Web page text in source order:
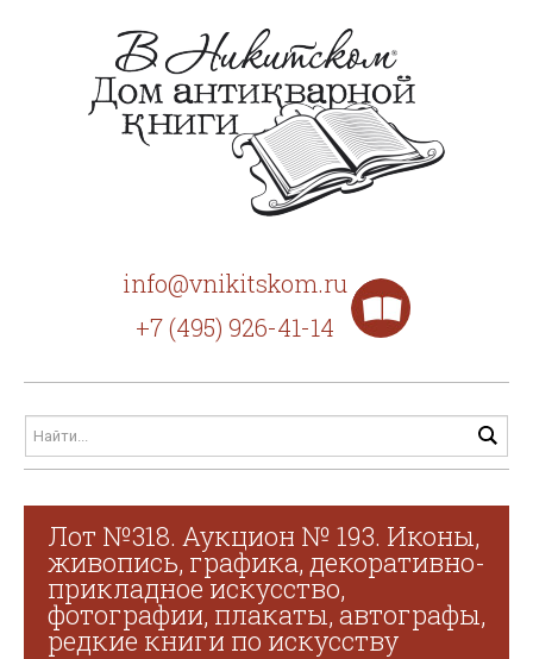
info@vnikitskom.ru
+7 (495) 926-41-14
Лот №318. Аукцион № 193. Иконы,
живопись, графика, декоративно-
прикладное искусство,
фотографии, плакаты, автографы,
редкие книги по искусству